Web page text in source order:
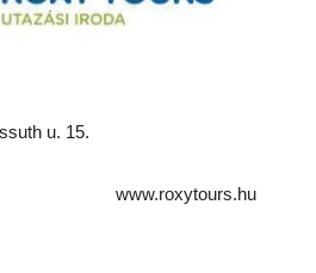
u. 15.
www.roxytours.hu